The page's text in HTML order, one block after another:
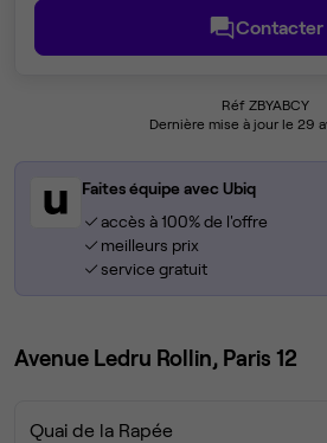
Contacter
Réf ZBYABCY
Dernière mise à jour le 29
Faites équipe avec Ubiq
accès à 100% de l'offre
meilleurs prix
service gratuit
Avenue Ledru Rollin, Paris 12
Quai de la Rapée